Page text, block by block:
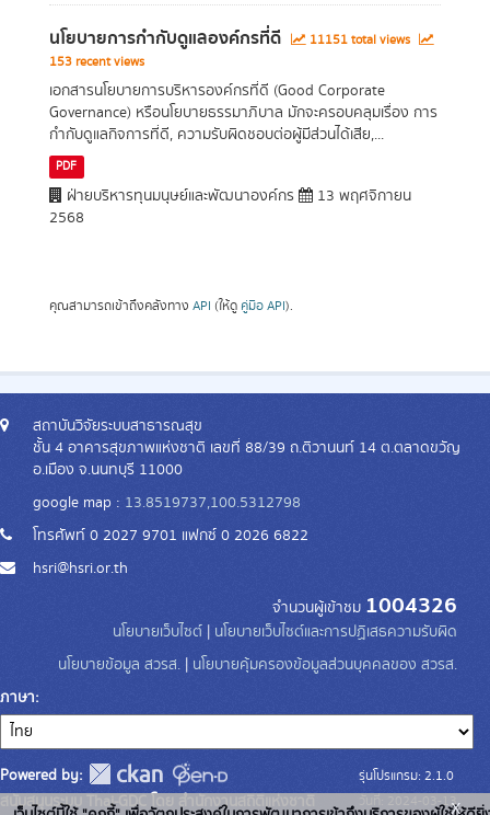
นโยบายการกำกับดูแลองค์กรที่ดี
11151 total views
153 recent views
เอกสารนโยบายการบริหารองค์กรที่ดี (Good Corporate
Governance) หรือนโยบายธรรมาภิบาล มักจะครอบคลุมเรื่อง การ
กำกับดูแลกิจการที่ดี, ความรับผิดชอบต่อผู้มีส่วนได้เสีย,...
PDF
ฝ่ายบริหารทุนมนุษย์และพัฒนาองค์กร
13 พฤศจิกายน
2568
คุณสามารถเข้าถึงคลังทาง API (ให้ดู คู่มือ API).
สถาบันวิจัยระบบสาธารณสุข
ชั้น 4 อาคารสุขภาพแห่งชาติ เลขที่ 88/39 ถ.ติวานนท์ 14 ต.ตลาดขวัญ
อ.เมือง จ.นนทบุรี 11000
google map : 13.8519737,100.5312798
โทรศัพท์ 0 2027 9701 แฟกซ์ 0 2026 6822
hsri@hsri.or.th
จำนวนผู้เข้าชม 1004326
นโยบายเว็บไซต์ | นโยบายเว็บไซต์และการปฏิเสธความรับผิด
นโยบายข้อมูล สวรส. | นโยบายคุ้มครองข้อมูลส่วนบุคคลของ สวรส.
ภาษา
Powered by:
สนับสนุนระบบ Thai-GDC โดย สำนักงานสถิติแห่งชาติ
รุ่นโปรแกรม: 2.1.0
วันที่: 2024-03-13x